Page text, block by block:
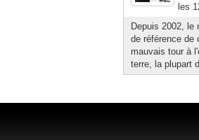
les
Depuis 2002, le
de référence de
mauvais tour à
terre, la plupart